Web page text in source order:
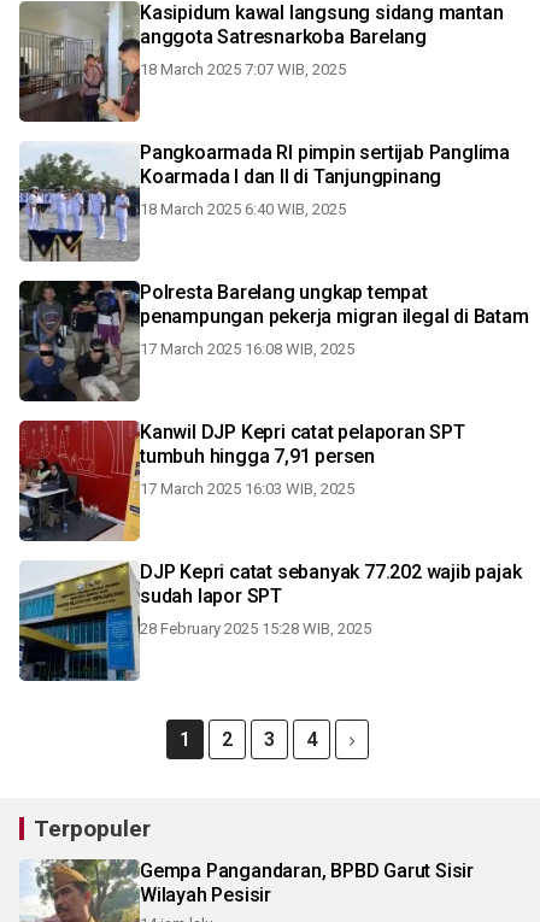
Kasipidum kawal langsung sidang mantan
anggota Satresnarkoba Barelang
18 March 2025 7:07 WIB, 2025
Pangkoarmada RI pimpin sertijab Panglima
Koarmada I dan II di Tanjungpinang
18 March 2025 6:40 WIB, 2025
Polresta Barelang ungkap tempat
penampungan pekerja migran ilegal di Batam
17 March 2025 16:08 WIB, 2025
Kanwil DJP Kepri catat pelaporan SPT
tumbuh hingga 7,91 persen
17 March 2025 16:03 WIB, 2025
DJP Kepri catat sebanyak 77.202 wajib pajak
sudah lapor SPT
28 February 2025 15:28 WIB, 2025
1 2 3 4
Terpopuler
Gempa Pangandaran, BPBD Garut Sisir
Wilayah Pesisir